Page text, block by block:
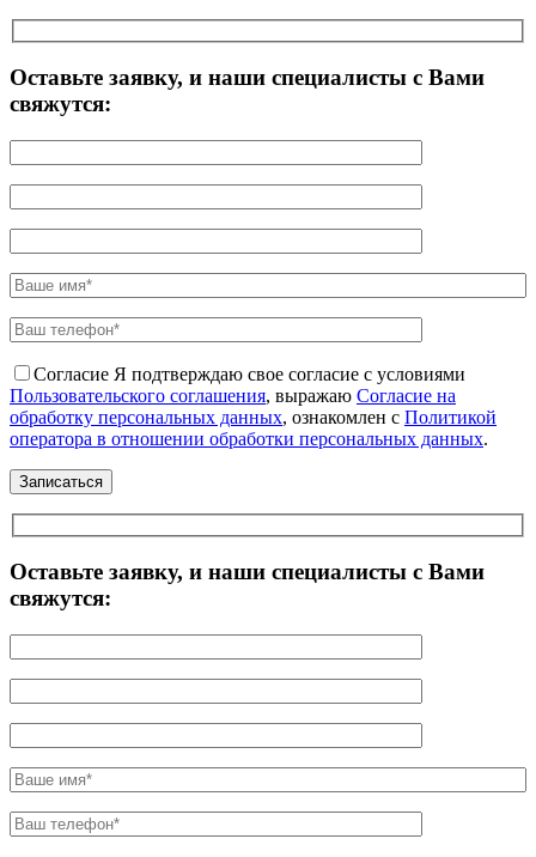
Оставьте заявку, и наши специалисты с Вами
свяжутся:
Согласие Я подтверждаю свое согласие с условиями
Пользовательского соглашения, выражаю Согласие на
обработку персональных данных, ознакомлен с Политикой
оператора в отношении обработки персональных данных.
Оставьте заявку, и наши специалисты с Вами
свяжутся: